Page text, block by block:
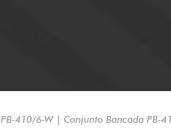
PB-410/6-W | Conjunto Bancada PB-